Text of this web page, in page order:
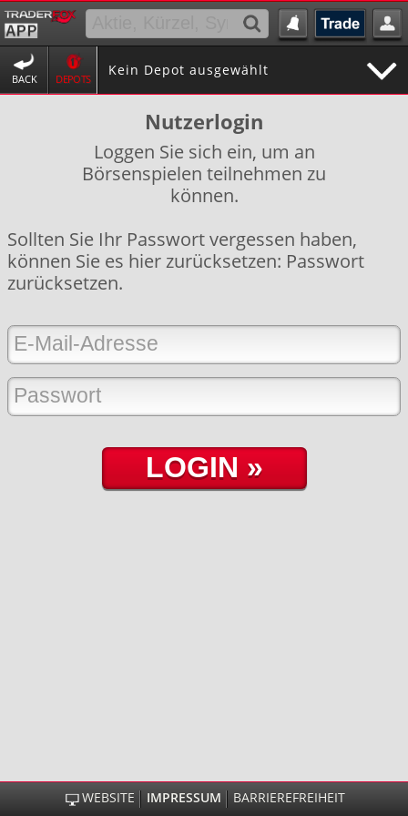
BACK DEPOTS
Kein Depot ausgewählt
Nutzerlogin
Loggen Sie sich ein, um an
Börsenspielen teilnehmen zu
können.
Sollten Sie Ihr Passwort vergessen haben,
können Sie es hier zurücksetzen: Passwort
zurücksetzen.
WEBSITE IMPRESSUM BARRIEREFREIHEIT